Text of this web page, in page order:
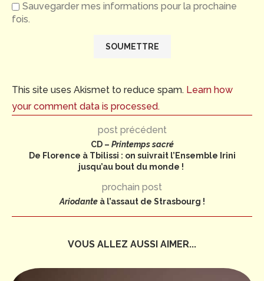
Sauvegarder mes informations pour la prochaine
fois.
This site uses Akismet to reduce spam. Learn how
your comment data is processed.
post précédent
CD – Printemps sacré
De Florence à Tbilissi : on suivrait l’Ensemble Irini
jusqu’au bout du monde !
prochain post
Ariodanteà l’assaut de Strasbourg !
VOUS ALLEZ AUSSI AIMER...